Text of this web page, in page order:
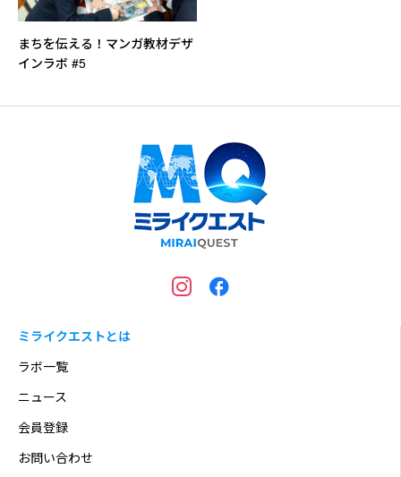
まちを伝える！マンガ教材デザ
インラボ #5
ミライクエストとは
ラボ一覧
ニュース
会員登録
お問い合わせ